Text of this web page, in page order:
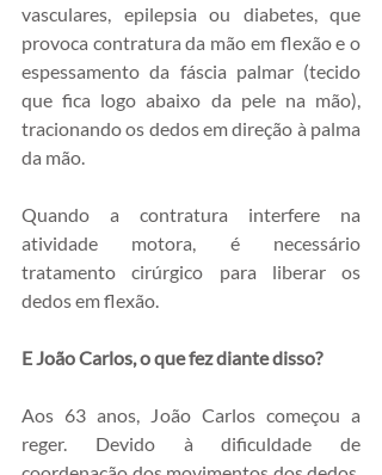
vasculares, epilepsia ou diabetes, que
provoca contratura da mão em flexão e o
espessamento da fáscia palmar (tecido
que fica logo abaixo da pele na mão),
tracionando os dedos em direção à palma
da mão.
Quando a contratura interfere na
atividade motora, é necessário
tratamento cirúrgico para liberar os
dedos em flexão.
E João Carlos, o que fez diante disso?
Aos 63 anos, João Carlos começou a
reger. Devido à dificuldade de